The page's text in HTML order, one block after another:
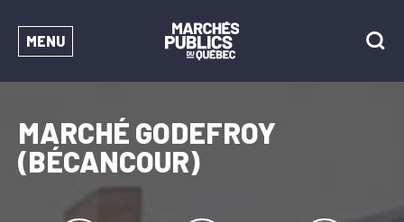
MENU
MARCHÉ GODEFROY
(BÉCANCOUR)